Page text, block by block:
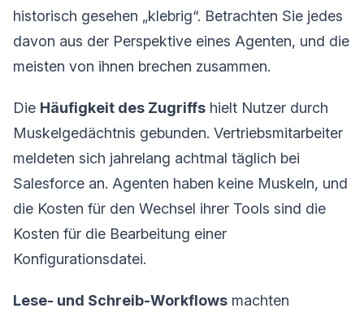
historisch gesehen „klebrig“. Betrachten Sie jedes
davon aus der Perspektive eines Agenten, und die
meisten von ihnen brechen zusammen.
Die Häufigkeit des Zugriffs hielt Nutzer durch
Muskelgedächtnis gebunden. Vertriebsmitarbeiter
meldeten sich jahrelang achtmal täglich bei
Salesforce an. Agenten haben keine Muskeln, und
die Kosten für den Wechsel ihrer Tools sind die
Kosten für die Bearbeitung einer
Konfigurationsdatei.
Lese- und Schreib-Workflows machten